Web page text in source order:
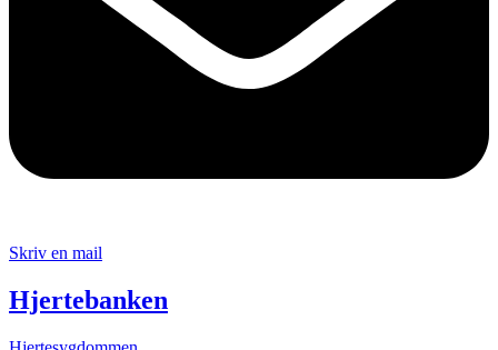
Skriv en mail
Hjertebanken